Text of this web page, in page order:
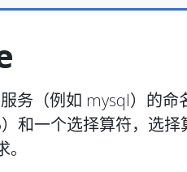
务（例如 mysql）的
和一个选择算符，选